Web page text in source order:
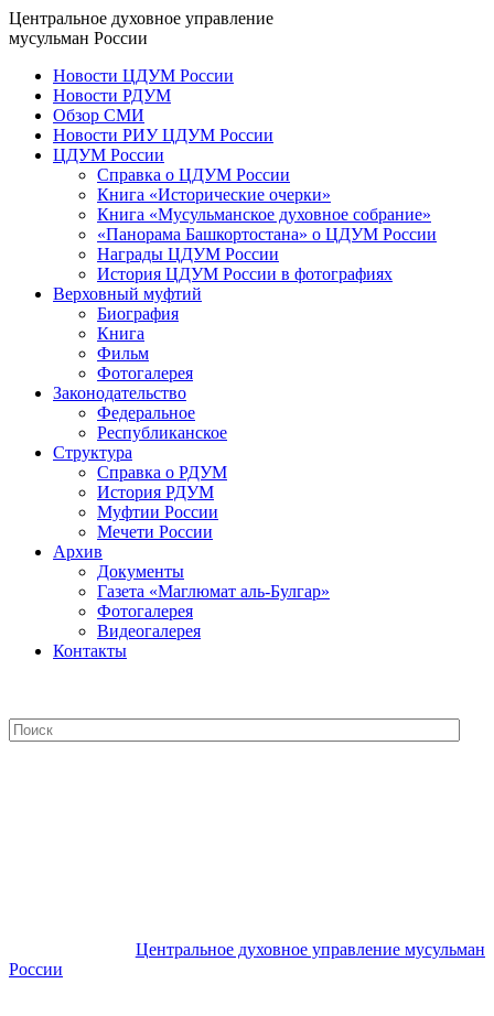
Центральное духовное управление
мусульман России
Новости ЦДУМ России
Новости РДУМ
Обзор СМИ
Новости РИУ ЦДУМ России
ЦДУМ России
Справка о ЦДУМ России
Книга «Исторические очерки»
Книга «Мусульманское духовное собрание»
«Панорама Башкортостана» о ЦДУМ России
Награды ЦДУМ России
История ЦДУМ России в фотографиях
Верховный муфтий
Биография
Книга
Фильм
Фотогалерея
Законодательство
Федеральное
Республиканское
Структура
Справка о РДУМ
История РДУМ
Муфтии России
Мечети России
Архив
Документы
Газета «Маглюмат аль-Булгар»
Фотогалерея
Видеогалерея
Контакты
Центральное духовное управление мусульман
России